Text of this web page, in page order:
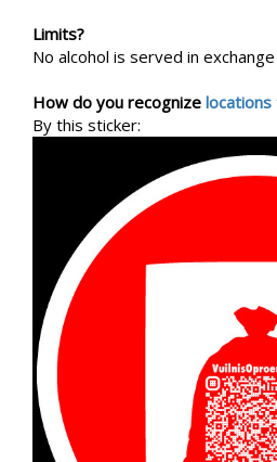
Limits?
No alcohol is served in
How do you recognize
By this sticker: